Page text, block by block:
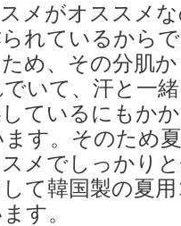
メがオススメ
れているから
め、その分肌
いて、汗と一
ているにもか
す。そのため
メでしっかり
て韓国製の夏
す。